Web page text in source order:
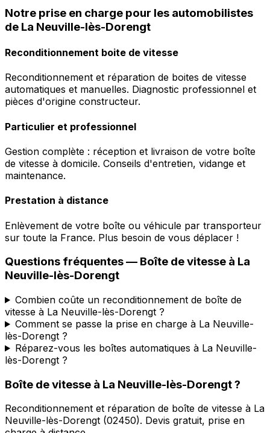
Notre prise en charge pour les automobilistes
de La Neuville-lès-Dorengt
Reconditionnement boite de vitesse
Reconditionnement et réparation de boites de vitesse
automatiques et manuelles. Diagnostic professionnel et
pièces d'origine constructeur.
Particulier et professionnel
Gestion complète : réception et livraison de votre boîte
de vitesse à domicile. Conseils d'entretien, vidange et
maintenance.
Prestation à distance
Enlèvement de votre boîte ou véhicule par transporteur
sur toute la France. Plus besoin de vous déplacer !
Questions fréquentes — Boîte de vitesse à La
Neuville-lès-Dorengt
Combien coûte un reconditionnement de boîte de
vitesse à La Neuville-lès-Dorengt ?
Comment se passe la prise en charge à La Neuville-
lès-Dorengt ?
Réparez-vous les boîtes automatiques à La Neuville-
lès-Dorengt ?
Boîte de vitesse à La Neuville-lès-Dorengt?
Reconditionnement et réparation de boîte de vitesse à La
Neuville-lès-Dorengt (02450). Devis gratuit, prise en